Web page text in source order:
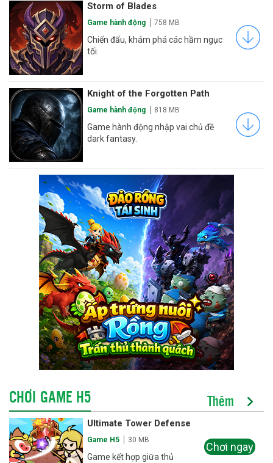
Storm of Blades
Game hành động 758 MB
Chiến đấu, khám phá các hầm ngục
tối.
Knight of the Forgotten Path
Game hành động 818 MB
Game hành động nhập vai chủ đề
dark fantasy.
CHƠI GAME H5 Thêm
Ultimate Tower Defense
Game H5 30 MB
Game kết hợp giữa thủ
Chơi ngay